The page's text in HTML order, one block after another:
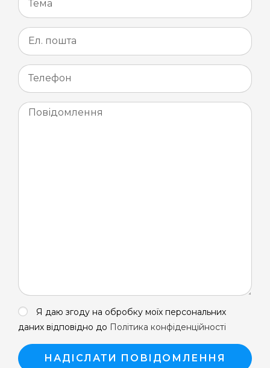
Я даю згоду на обробку моїх персональних
даних відповідно до Політика конфіденційності
НАДІСЛАТИ ПОВІДОМЛЕННЯ